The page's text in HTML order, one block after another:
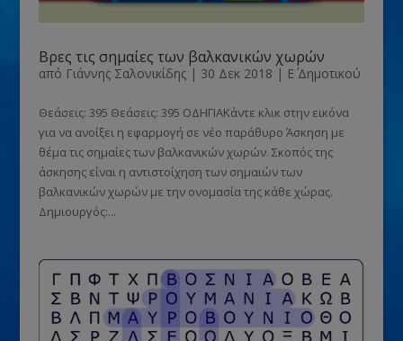
Βρες τις σημαίες των βαλκανικών χωρών
από Γιάννης Σαλονικίδης| 30 Δεκ 2018 | Ε΄ Δημοτικού
Θεάσεις: 395 Θεάσεις: 395 ΟΔΗΓΙΑΚάντε κλικ στην εικόνα
για να ανοίξει η εφαρμογή σε νέο παράθυρο Άσκηση με
θέμα τις σημαίες των βαλκανικών χωρών. Σκοπός της
άσκησης είναι η αντιστοίχηση των σημαιών των
βαλκανικών χωρών με την ονομασία της κάθε χώρας.
Δημιουργός:...